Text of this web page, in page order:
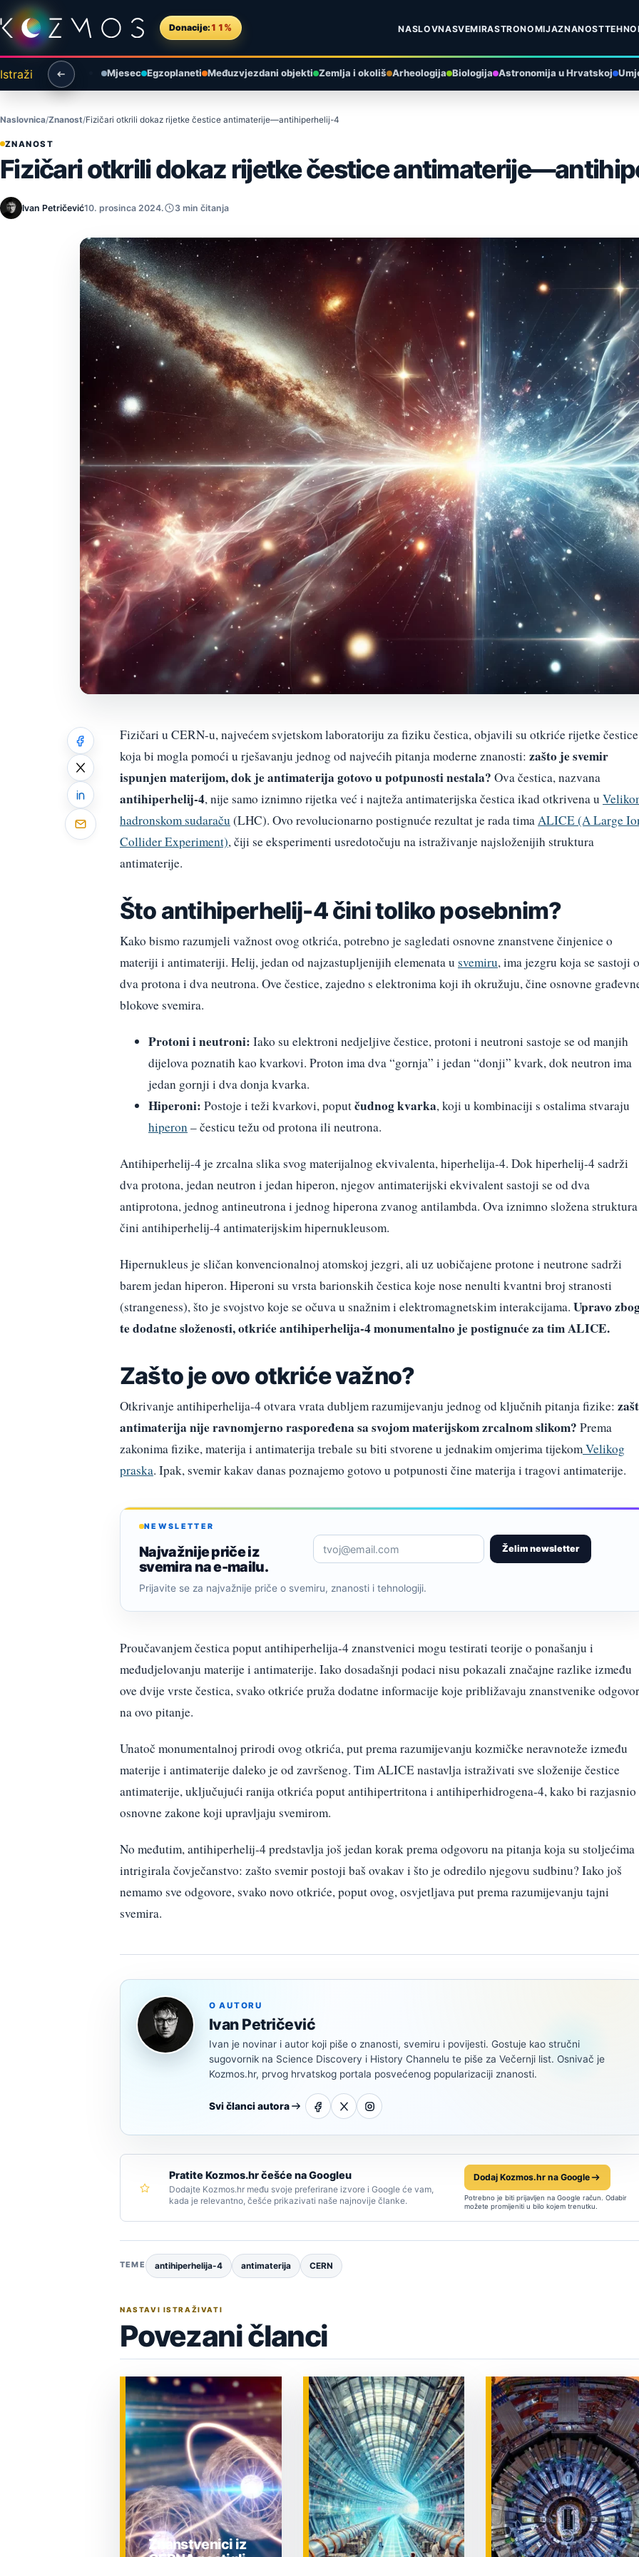
Preskoči na sadržaj
Donacije: 11% NASLOVNASVEMIRASTRONOMIJAZNANOST
Istraži Mjesec Egzoplaneti Međuzvjezdani objekti Zemlja i okoliš Arheologija Biologija Astronomija u Hrvatskoj
Naslovnica Znanost Fizičari otkrili dokaz rijetke čestice antimaterije—antihiperhelij-4
ZNANOST
Fizičari otkrili dokaz rijetke čestice
Ivan Petričević10. prosinca 2024. 3 min čitanja
Fizičari u CERN-u, najvećem svjetskom laboratoriju za fiziku čestica, objavili su otkriće rijetke čestice
koja bi mogla pomoći u rješavanju jednog od najvećih pitanja moderne znanosti: zašto je svemir
ispunjen materijom, dok je antimaterija gotovo u potpunosti nestala? Ova čestica, nazvana
antihiperhelij-4, nije samo iznimno rijetka već i najteža antimaterijska čestica ikad otkrivena u
hadronskom sudaraču (LHC). Ovo revolucionarno postignuće rezultat je rada timaALICE (A Large
Collider Experiment), čiji se eksperimenti usredotočuju na istraživanje najsloženijih struktura
antimaterije.
Što antihiperhelij-4 čini toliko posebnim?
Kako bismo razumjeli važnost ovog otkrića, potrebno je sagledati osnovne znanstvene činjenice o
materiji i antimateriji. Helij, jedan od najzastupljenijih elemenata u svemiru, ima jezgru koja se sastoji
dva protona i dva neutrona. Ove čestice, zajedno s elektronima koji ih okružuju, čine osnovne
blokove svemira.
Protoni i neutroni: Iako su elektroni nedjeljive čestice, protoni i neutroni sastoje se od manjih
dijelova poznatih kao kvarkovi. Proton ima dva “gornja” i jedan “donji” kvark, dok neutron ima
jedan gornji i dva donja kvarka.
Hiperoni: Postoje i teži kvarkovi, poputčudnog kvarka, koji u kombinaciji s ostalima stvaraju
hiperon– česticu težu od protona ili neutrona.
Antihiperhelij-4 je zrcalna slika svog materijalnog ekvivalenta, hiperhelija-4. Dok hiperhelij-4 sadrži
dva protona, jedan neutron i jedan hiperon, njegov antimaterijski ekvivalent sastoji se od dva
antiprotona, jednog antineutrona i jednog hiperona zvanog antilambda. Ova iznimno složena struktura
čini antihiperhelij-4 antimaterijskim hipernukleusom.
Hipernukleus je sličan konvencionalnoj atomskoj jezgri, ali uz uobičajene protone i neutrone sadrži
barem jedan hiperon. Hiperoni su vrsta barionskih čestica koje nose nenulti kvantni broj stranosti
(strangeness), što je svojstvo koje se očuva u snažnim i elektromagnetskim interakcijama. Upravo
te dodatne složenosti, otkriće antihiperhelija-4 monumentalno je postignuće za tim ALICE.
Zašto je ovo otkriće važno?
Otkrivanje antihiperhelija-4 otvara vrata dubljem razumijevanju jednog od ključnih pitanja fizike:
antimaterija nije ravnomjerno raspoređena sa svojom materijskom zrcalnom slikom? Prema
zakonima fizike, materija i antimaterija trebale su biti stvorene u jednakim omjerima tijekomVelikog
praska. Ipak, svemir kakav danas poznajemo gotovo u potpunosti čine materija i tragovi antimaterije.
NEWSLETTER
Najvažnije priče iz
svemira na e-mailu.
Želim newsletter
Prijavite se za najvažnije priče o svemiru, znanosti i tehnologiji.
Proučavanjem čestica poput antihiperhelija-4 znanstvenici mogu testirati teorije o ponašanju i
međudjelovanju materije i antimaterije. Iako dosadašnji podaci nisu pokazali značajne razlike između
ove dvije vrste čestica, svako otkriće pruža dodatne informacije koje približavaju znanstvenike
na ovo pitanje.
Unatoč monumentalnoj prirodi ovog otkrića, put prema razumijevanju kozmičke neravnoteže između
materije i antimaterije daleko je od završenog. Tim ALICE nastavlja istraživati sve složenije čestice
antimaterije, uključujući ranija otkrića poput antihipertritona i antihiperhidrogena-4, kako bi razjasnio
osnovne zakone koji upravljaju svemirom.
No međutim, antihiperhelij-4 predstavlja još jedan korak prema odgovoru na pitanja koja su stoljećima
intrigirala čovječanstvo: zašto svemir postoji baš ovakav i što je odredilo njegovu sudbinu? Iako još
nemamo sve odgovore, svako novo otkriće, poput ovog, osvjetljava put prema razumijevanju tajni
svemira.
O AUTORU
Ivan Petričević
Ivan je novinar i autor koji piše o znanosti, svemiru i povijesti. Gostuje kao stručni
sugovornik na Science Discovery i History Channelu te piše za Večernji list. Osnivač je
Kozmos.hr, prvog hrvatskog portala posvećenog popularizaciji znanosti.
Svi članci autora
Pratite Kozmos.hr češće na Googleu
Dodajte Kozmos.hr među svoje preferirane izvore i Google će vam,
kada je relevantno, češće prikazivati naše najnovije članke.
Dodaj Kozmos.hr na Google
Potrebno je biti prijavljen na Google račun. Odabir
možete promijeniti u bilo kojem trenutku.
TEME antihiperhelija-4 antimaterija CERN
NASTAVI ISTRAŽIVATI
Povezani članci
Znanstvenici iz